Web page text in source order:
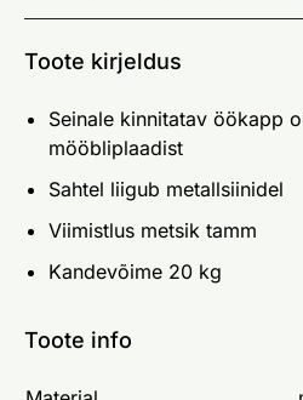
Toote kirjeldus
Seinale kinnitatav öökapp
mööbliplaadist
Sahtel liigub metallsiinidel
Viimistlus metsik tamm
Kandevõime 20 kg
Toote info